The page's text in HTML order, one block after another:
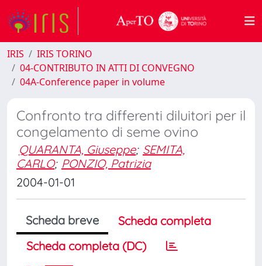
IRIS
IRIS TORINO
04-CONTRIBUTO IN ATTI DI CONVEGNO
04A-Conference paper in volume
Confronto tra differenti diluitori per il
congelamento di seme ovino
QUARANTA, Giuseppe; SEMITA,
CARLO; PONZIO, Patrizia
2004-01-01
Scheda breve
Scheda completa
Scheda completa (DC)